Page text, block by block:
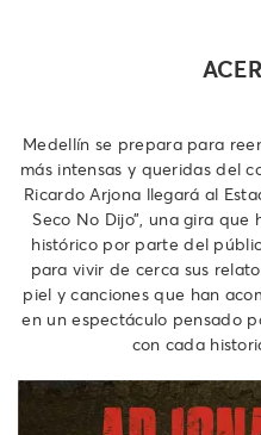
Medellín se prepara para
más intensas y queridas del
Ricardo Arjona llegará al
Seco No Dijo”, una gira
histórico por parte del
para vivir de cerca sus
piel y canciones que han
en un espectáculo pensado
con cada